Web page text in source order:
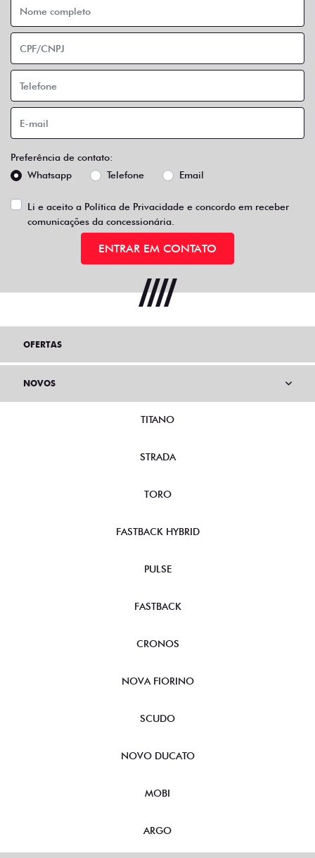
Preferência de contato:
Whatsapp
Telefone Email
Li e aceito a Política de Privacidade e concordo em receber
comunicações da concessionária.
ENTRAR EM CONTATO
OFERTAS
NOVOS
TITANO
STRADA
TORO
FASTBACK HYBRID
PULSE
FASTBACK
CRONOS
NOVA FIORINO
SCUDO
NOVO DUCATO
MOBI
ARGO